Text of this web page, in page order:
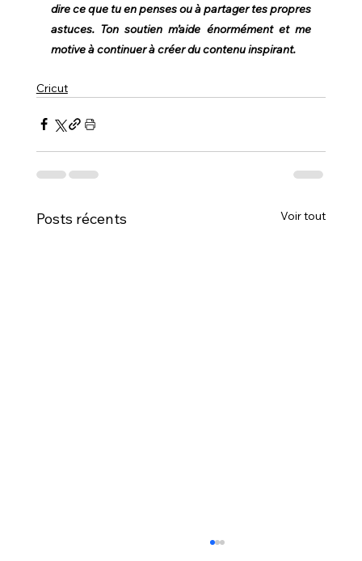
dire ce que tu en penses ou à partager tes propres
astuces. Ton soutien m’aide énormément et me
motive à continuer à créer du contenu inspirant.
Cricut
Posts récents Voir tout